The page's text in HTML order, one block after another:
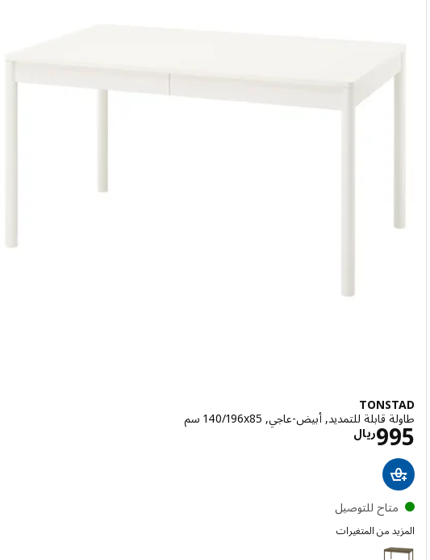
TONSTAD
طاولة قابلة للتمديد, أبيض-عاجي, ‎140/196x85 سم‏
ريال995 الاسعار ريال 995
متاح للتوصيل
المزيد من المتغيرات
TONSTAD